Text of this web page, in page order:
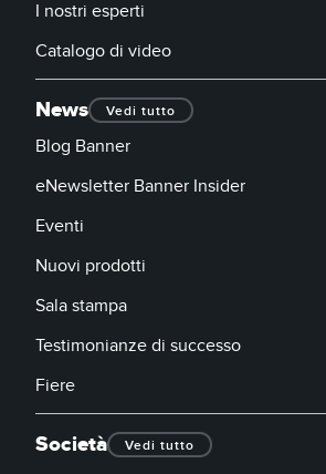
I nostri esperti
Catalogo di video
News Vedi tutto
Blog Banner
eNewsletter Banner Insider
Eventi
Nuovi prodotti
Sala stampa
Testimonianze di successo
Fiere
Società Vedi tutto